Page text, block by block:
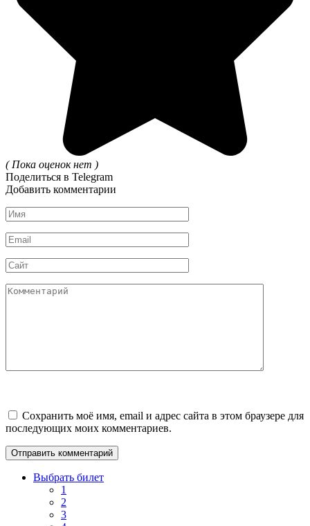
( Пока оценок нет )
Поделиться в Telegram
Добавить комментарии
Имя
*
Email
*
Сайт
Комментарий
Сохранить моё имя, email и адрес сайта в этом браузере для
последующих моих комментариев.
Выбрать билет
1
2
3